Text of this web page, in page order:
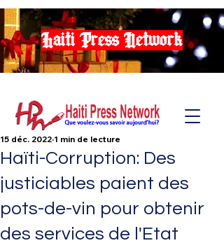
Haiti Press Network
Haïti-Corruption: Des
justiciables paient des
pots-de-vin pour obtenir
des services de l'Etat
15 déc. 2022 1 min de lecture